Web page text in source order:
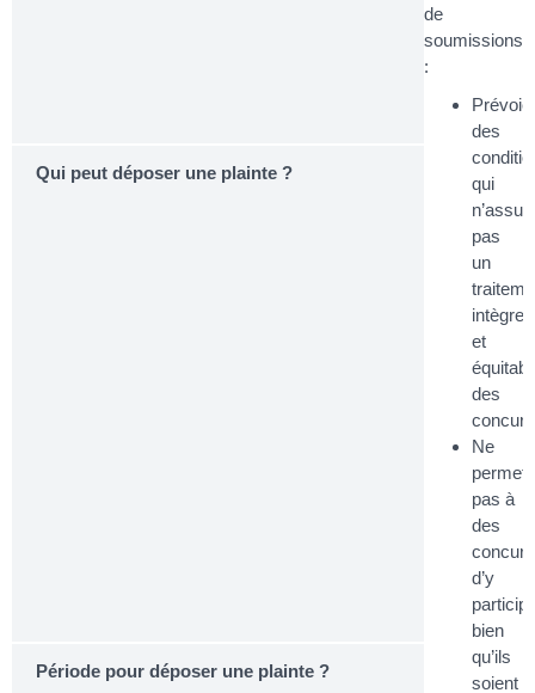
Qui peut déposer une plainte ?
Période pour déposer une plainte ?
de
soumissions
:
des
qui
pas
un
intègre
et
des
Ne
pas à
des
d’y
bien
qu’ils
soient